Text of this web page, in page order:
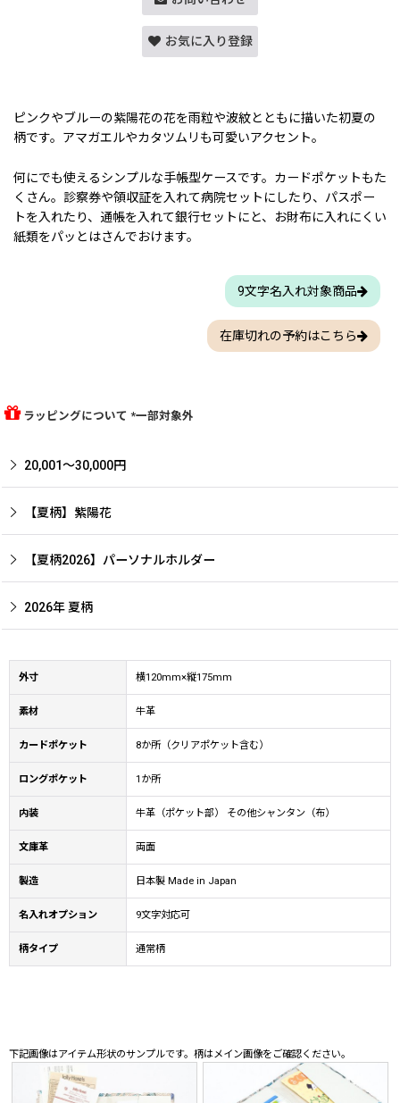
お気に入り登録
ピンクやブルーの紫陽花の花を雨粒や波紋とともに描いた初夏の
柄です。アマガエルやカタツムリも可愛いアクセント。
何にでも使えるシンプルな手帳型ケースです。カードポケットもた
くさん。診察券や領収証を入れて病院セットにしたり、パスポー
トを入れたり、通帳を入れて銀行セットにと、お財布に入れにくい
紙類をパッとはさんでおけます。
9文字名入れ対象商品
在庫切れの予約はこちら
ラッピングについて *一部対象外
20,001〜30,000円
【夏柄】紫陽花
【夏柄2026】パーソナルホルダー
2026年 夏柄
外寸 横120mm×縦175mm
素材 牛革
カードポケット 8か所（クリアポケット含む）
ロングポケット 1か所
内装 牛革（ポケット部） その他シャンタン（布）
文庫革 両面
製造 日本製 Made in Japan
名入れオプション 9文字対応可
柄タイプ 通常柄
下記画像はアイテム形状のサンプルです。柄はメイン画像をご確認ください。